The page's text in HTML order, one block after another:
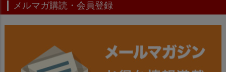
メルマガ購読・会員登録